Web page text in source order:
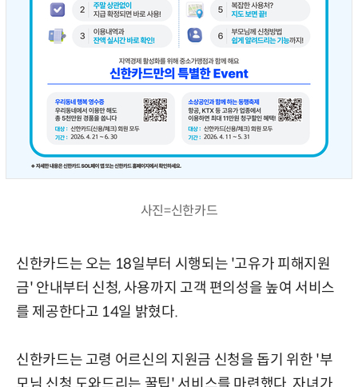
사진=신한카드
신한카드는 오는 18일부터 시행되는 '고유가 피해지원
금' 안내부터 신청, 사용까지 고객 편의성을 높여 서비스
를 제공한다고 14일 밝혔다.
신한카드는 고령 어르신의 지원금 신청을 돕기 위한 '부